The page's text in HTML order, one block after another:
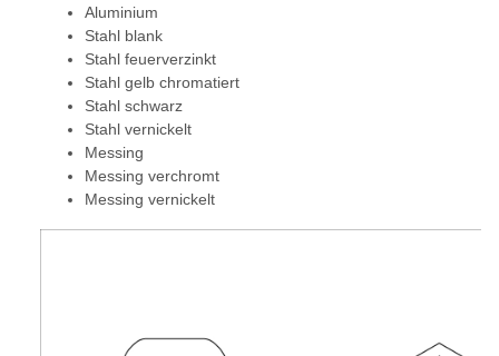
Aluminium
Stahl blank
Stahl feuerverzinkt
Stahl gelb chromatiert
Stahl schwarz
Stahl vernickelt
Messing
Messing verchromt
Messing vernickelt